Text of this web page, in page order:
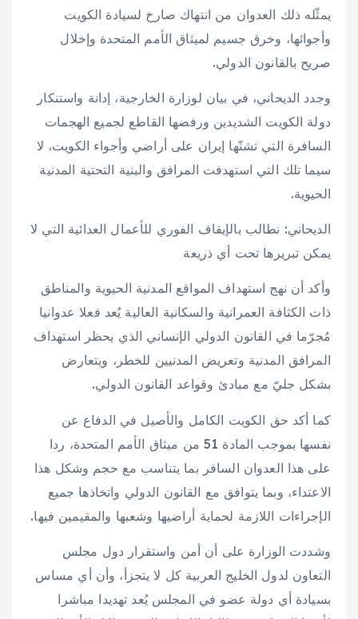
يمثّله ذلك العدوان من انتهاك صارخ لسيادة الكويت
وأجوائها، وخرق جسيم لميثاق الأمم المتحدة وإخلال
صريح بالقانون الدولي.
وجدد الديحاني، في بيان لوزارة الخارجية، إدانة واستنكار
دولة الكويت الشديدين ورفضها القاطع لجميع الهجمات
السافرة التي تشنّها إيران على أراضي وأجواء الكويت، لا
سيما تلك التي استهدفت المرافق والبنية التحتية المدنية
الحيوية.
الديحاني: نطالب بالإيقاف الفوري للأعمال العدائية التي لا
يمكن تبريرها تحت أي ذريعة
وأكد أن نهج استهداف المواقع المدنية الحيوية والمناطق
ذات الكثافة العمرانية والسكانية العالية يُعد فعلا عدوانيا
مُجرّما في القانون الدولي الإنساني الذي يحظر استهداف
المرافق المدنية وتعريض المدنيين للخطر، ويتعارض
بشكل جليّ مع مبادئ وقواعد القانون الدولي.
كما أكد حق الكويت الكامل والأصيل في الدفاع عن
نفسها بموجب المادة 51 من ميثاق الأمم المتحدة، ردا
على هذا العدوان السافر بما يتناسب مع حجم وشكل هذا
الاعتداء، وبما يتوافق مع القانون الدولي واتخاذها جميع
الإجراءات اللازمة لحماية أراضيها وشعبها والمقيمين فيها.
وشددت الوزارة على أن أمن واستقرار دول مجلس
التعاون لدول الخليج العربية كل لا يتجزأ، وأن أي مساس
بسيادة أي دولة عضو في المجلس يُعد تهديدا مباشرا